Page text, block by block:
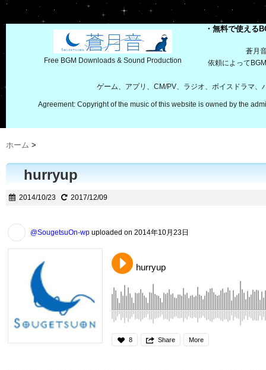
Free BGM Downloads & Sound Production
・無料で使える
蒼月
依頼によって
ゲーム、アプリ、CM/PV、ラジオ、ボイスドラマ
Agreement: Copyright of the music of this website is owned by the
ホーム >
hurryup
2014/10/23 2017/12/09
@SougetsuOn-wp uploaded on 2014年10月23日
hurryup
8 Share More